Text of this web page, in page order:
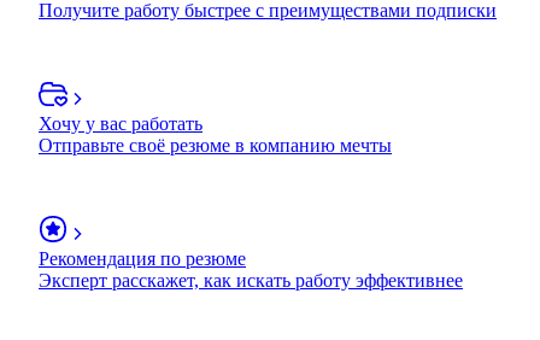
Получите работу быстрее с преимуществами подписки
Хочу у вас работать
Отправьте своё резюме в компанию мечты
Рекомендация по резюме
Эксперт расскажет, как искать работу эффективнее